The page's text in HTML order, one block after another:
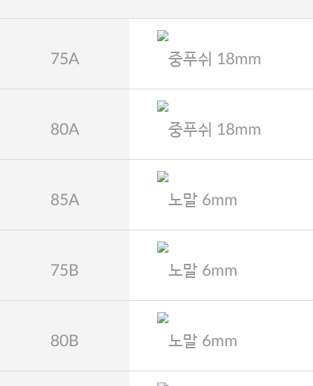
75A 중푸쉬 18mm
80A 중푸쉬 18mm
85A 노말 6mm
75B 노말 6mm
80B 노말 6mm